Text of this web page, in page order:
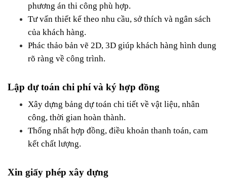
phương án thi công phù hợp.
Tư vấn thiết kế theo nhu cầu, sở thích và ngân sách
của khách hàng.
Phác thảo bản vẽ 2D, 3D giúp khách hàng hình dung
rõ ràng về công trình.
Lập dự toán chi phí và ký hợp đồng
Xây dựng bảng dự toán chi tiết về vật liệu, nhân
công, thời gian hoàn thành.
Thống nhất hợp đồng, điều khoản thanh toán, cam
kết chất lượng.
Xin giấy phép xây dựng